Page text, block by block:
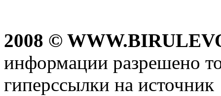
2008 ©
информации разрешено
гиперссылки на источник